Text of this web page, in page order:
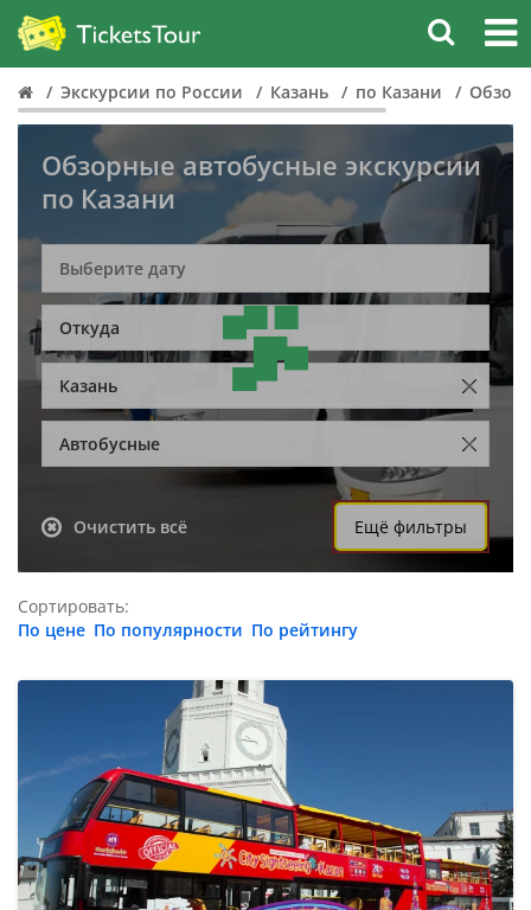
Экскурсии по России Казань по Казани
Обзорные автобусные экскурсии
по Казани
Откуда
Казань
Автобусные
Очистить всё Ещё фильтры
Сортировать:
По цене По популярности По рейтингу